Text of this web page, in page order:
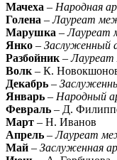
Мачеха – Народная
Голена –Лауреат
Марушка –Лауреат
Янко – Заслуженный
Разбойник –Лауреат
Волк – К.
Декабрь –
Январь – Народный
Февраль – Д.
Март – Н. Иванов
Апрель –Лауреат
Май – Заслуженная